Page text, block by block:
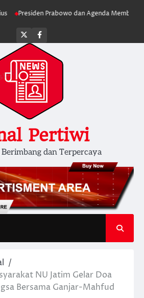
Prabowo dan Agenda Membersihkan
Twitterfacebook
Pertiwi
dan Terpercaya
NU Jatim Gelar Doa
Bersama Ganjar-Mahfud